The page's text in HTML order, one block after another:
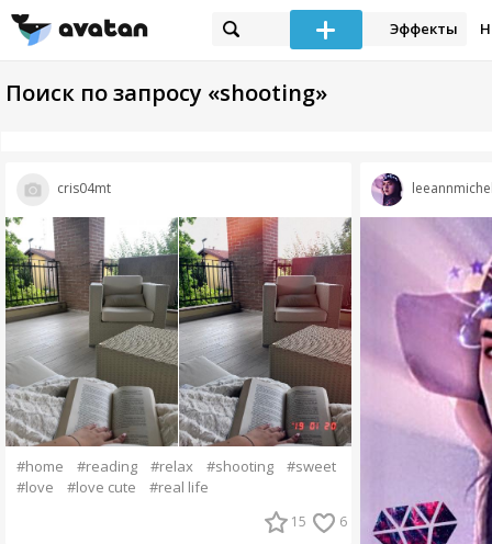
Эффекты
Поиск по запросу «shooting»
cris04mt
#home #reading #relax #shooting
#sweet
#love
#love cute #real life
15 6